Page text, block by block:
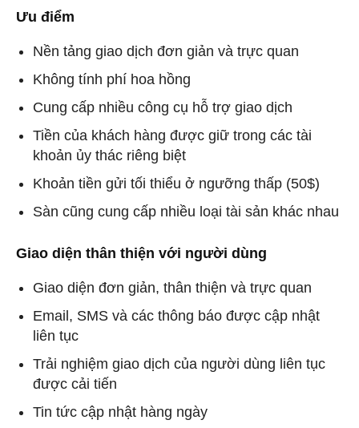
Ưu điểm
Nền tảng giao dịch đơn giản và trực quan
Không tính phí hoa hồng
Cung cấp nhiều công cụ hỗ trợ giao dịch
Tiền của khách hàng được giữ trong các tài
khoản ủy thác riêng biệt
Khoản tiền gửi tối thiểu ở ngưỡng thấp (50$)
Sàn cũng cung cấp nhiều loại tài sản khác nhau
Giao diện thân thiện với người dùng
Giao diện đơn giản, thân thiện và trực quan
Email, SMS và các thông báo được cập nhật
liên tục
Trải nghiệm giao dịch của người dùng liên tục
được cải tiến
Tin tức cập nhật hàng ngày